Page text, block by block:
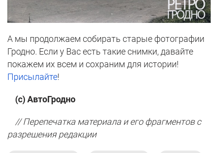
А мы продолжаем собирать старые фотографии
Гродно. Если у Вас есть такие снимки, давайте
покажем их всем и сохраним для истории!
Присылайте!
(с) АвтоГродно
// Перепечатка материала и его фрагментов с
разрешения редакции